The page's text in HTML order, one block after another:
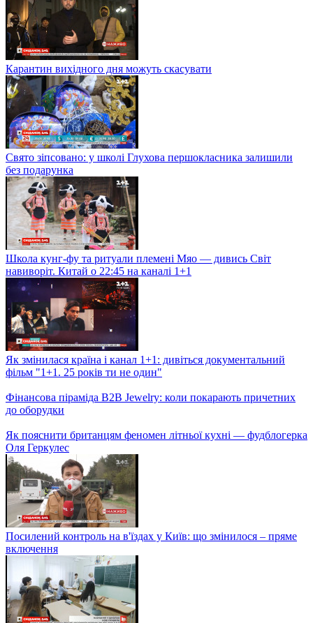
Карантин вихідного дня можуть скасувати
Свято зіпсовано: у школі Глухова першокласника залишили
без подарунка
Школа кунг-фу та ритуали племені Мяо — дивись Світ
навиворіт. Китай о 22:45 на каналі 1+1
Як змінилася країна і канал 1+1: дивіться документальний
фільм "1+1. 25 років ти не один"
Фінансова піраміда B2B Jewelry: коли покарають причетних
до оборудки
Як пояснити британцям феномен літньої кухні — фудблогерка
Оля Геркулес